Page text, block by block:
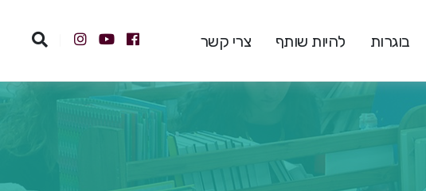
בוגרות להיות שותף צרי קשר